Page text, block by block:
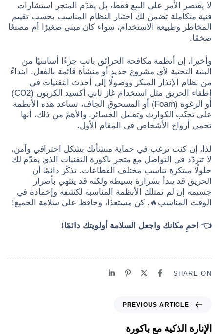
لا يقتصر الأمر على البيع فقط، بل يقدّم المتجر استشارات
فنية متكاملة تضمن لك اختيار النظام المناسب بحسب تقييم
المخاطر وطبيعة الاستخدام، سواء كان مبنى صغيرًا أم مصنعًا
ضخمًا.
وأخيرا، إن أنظمة مكافحة الحرائق باتت جزءًا أساسيًا من
البنية التحتية لأي مشروع جديد أو منشأة قائمة بالفعل. ابتداءً
من نظام الإنذار المبكر ووصولًا إلى أحدث التقنيات في
إطفاء الحريق مثل استخدام غاز ثاني أكسيد الكربون (CO2)
أو الرغوة (Foam) أو المسحوق الجاف، تساعد هذه الأنظمة
على تجنّب الكوارث وتقليل الخسائر. والأهمّ من ذلك، أنها
تحمي أرواح الأشخاص في المقام الأول.
لذا، إن كنت ترغب في حماية منشأتك بشكل احترافي وآمن،
لا تتردّد في التواصل مع متجر باكورة التقنيات الذي يقدّم لك
حلولًا مبتكرة تناسب مختلف القطاعات. تذكّر دائمًا أن
الحريق قد يبدأ بشرارة بسيطة ولكنه قد ينتهي بأضرار
جسيمة إن لم تمتلك الأنظمة المناسبة لكشفه وإخماده في
الوقت المناسب🔥. كن مستعدًا، وحافظ على سلامة الجميع!
👈 احمِ مكانك واجعل السلامة أولويتك دائمًا!
SHARE ON
PREVIOUS ARTICLE
الإنارة الذكية مع باكورة